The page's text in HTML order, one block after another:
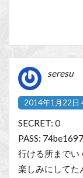
seresu
2014年1月22日
SECRET: 0
PASS:
行ける所まで
楽しみにしてた